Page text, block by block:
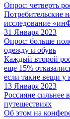
Опрос: четверть
Потребительские
исследование
31 Января 2023
Опрос: больше
одежду и обувь
Каждый второй
еще 15%
если такие вещи
13 Января 2023
Россияне сильнее
путешествиях
Об этом на